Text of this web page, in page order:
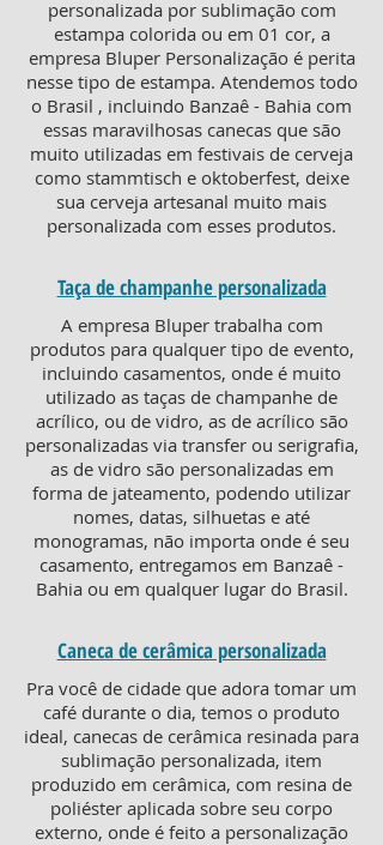
personalizada por sublimação com
estampa colorida ou em 01 cor, a
empresa Bluper Personalização é perita
nesse tipo de estampa. Atendemos todo
o Brasil , incluindo Banzaê - Bahia com
essas maravilhosas canecas que são
muito utilizadas em festivais de cerveja
como stammtisch e oktoberfest, deixe
sua cerveja artesanal muito mais
personalizada com esses produtos.
Taça de champanhe personalizada
A empresa Bluper trabalha com
produtos para qualquer tipo de evento,
incluindo casamentos, onde é muito
utilizado as taças de champanhe de
acrílico, ou de vidro, as de acrílico são
personalizadas via transfer ou serigrafia,
as de vidro são personalizadas em
forma de jateamento, podendo utilizar
nomes, datas, silhuetas e até
monogramas, não importa onde é seu
casamento, entregamos em Banzaê -
Bahia ou em qualquer lugar do Brasil.
Caneca de cerâmica personalizada
Pra você de cidade que adora tomar um
café durante o dia, temos o produto
ideal, canecas de cerâmica resinada para
sublimação personalizada, item
produzido em cerâmica, com resina de
poliéster aplicada sobre seu corpo
externo, onde é feito a personalização